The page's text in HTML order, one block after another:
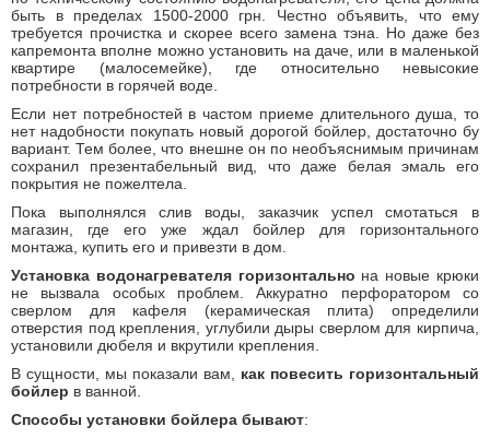
быть в пределах 1500-2000 грн. Честно объявить, что ему
требуется прочистка и скорее всего замена тэна. Но даже без
капремонта вполне можно установить на даче, или в маленькой
квартире (малосемейке), где относительно невысокие
потребности в горячей воде.
Если нет потребностей в частом приеме длительного душа, то
нет надобности покупать новый дорогой бойлер, достаточно бу
вариант. Тем более, что внешне он по необъяснимым причинам
сохранил презентабельный вид, что даже белая эмаль его
покрытия не пожелтела.
Пока выполнялся слив воды, заказчик успел смотаться в
магазин, где его уже ждал бойлер для горизонтального
монтажа, купить его и привезти в дом.
Установка водонагревателя горизонтально на новые крюки
не вызвала особых проблем. Аккуратно перфоратором со
сверлом для кафеля (керамическая плита) определили
отверстия под крепления, углубили дыры сверлом для кирпича,
установили дюбеля и вкрутили крепления.
В сущности, мы показали вам, как повесить горизонтальный
бойлер в ванной.
Способы установки бойлера бывают: